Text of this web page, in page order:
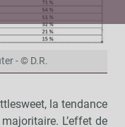
- © D.R.
la tendance
L’effet de